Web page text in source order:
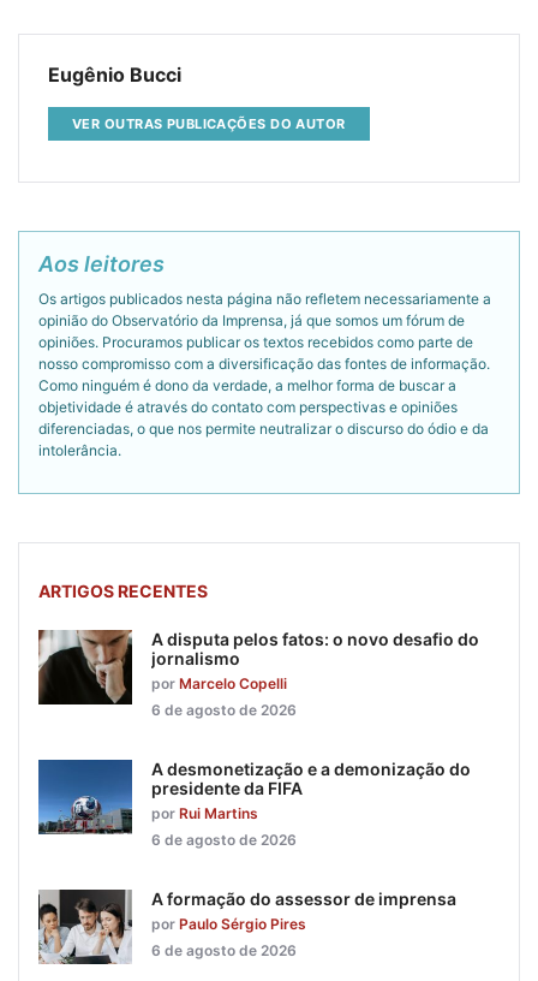
Eugênio Bucci
VER OUTRAS PUBLICAÇÕES DO AUTOR
Aos leitores
Os artigos publicados nesta página não refletem necessariamente a
opinião do Observatório da Imprensa, já que somos um fórum de
opiniões. Procuramos publicar os textos recebidos como parte de
nosso compromisso com a diversificação das fontes de informação.
Como ninguém é dono da verdade, a melhor forma de buscar a
objetividade é através do contato com perspectivas e opiniões
diferenciadas, o que nos permite neutralizar o discurso do ódio e da
intolerância.
ARTIGOS RECENTES
A disputa pelos fatos: o novo desafio do
jornalismo
por Marcelo Copelli
6 de agosto de 2026
A desmonetização e a demonização do
presidente da FIFA
por Rui Martins
6 de agosto de 2026
A formação do assessor de imprensa
por Paulo Sérgio Pires
6 de agosto de 2026